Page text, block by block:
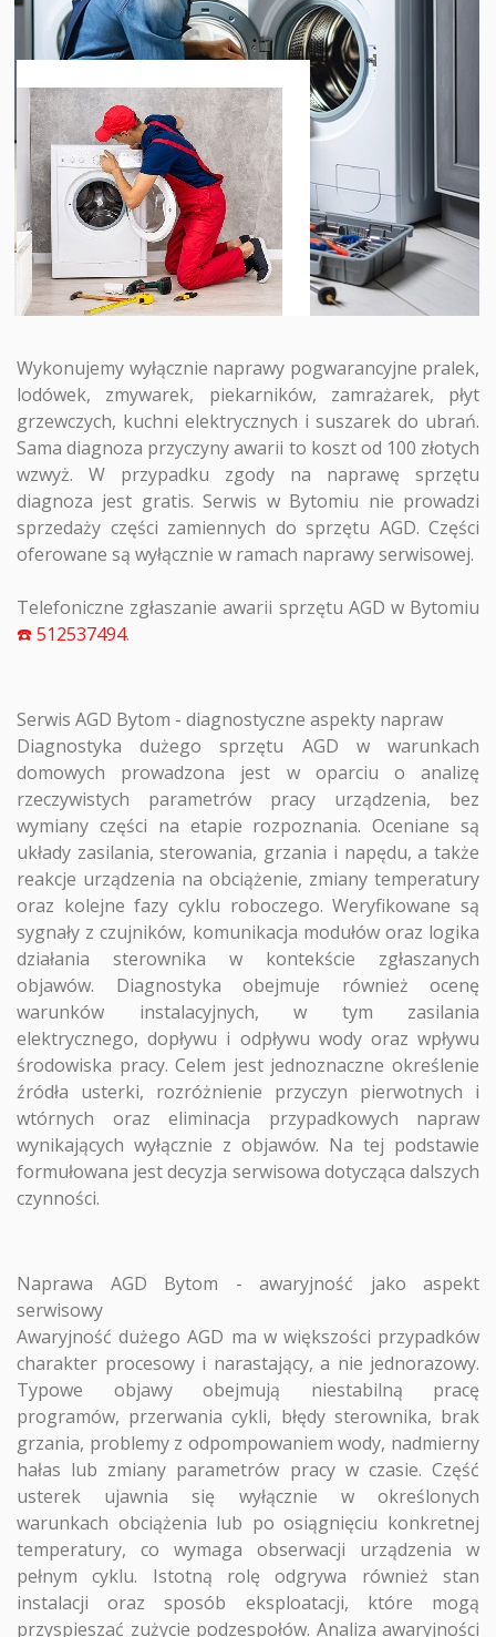
Wykonujemy wyłącznie naprawy pogwarancyjne pralek,
lodówek, zmywarek, piekarników, zamrażarek, płyt
grzewczych, kuchni elektrycznych i suszarek do ubrań.
Sama diagnoza przyczyny awarii to koszt od 100 złotych
wzwyż. W przypadku zgody na naprawę sprzętu
diagnoza jest gratis. Serwis w Bytomiu nie prowadzi
sprzedaży części zamiennych do sprzętu AGD. Części
oferowane są wyłącznie w ramach naprawy serwisowej.
Telefoniczne zgłaszanie awarii sprzętu AGD w Bytomiu
☎️ 512537494.
Serwis AGD Bytom - diagnostyczne aspekty napraw
Diagnostyka dużego sprzętu AGD w warunkach
domowych prowadzona jest w oparciu o analizę
rzeczywistych parametrów pracy urządzenia, bez
wymiany części na etapie rozpoznania. Oceniane są
układy zasilania, sterowania, grzania i napędu, a także
reakcje urządzenia na obciążenie, zmiany temperatury
oraz kolejne fazy cyklu roboczego. Weryfikowane są
sygnały z czujników, komunikacja modułów oraz logika
działania sterownika w kontekście zgłaszanych
objawów. Diagnostyka obejmuje również ocenę
warunków instalacyjnych, w tym zasilania
elektrycznego, dopływu i odpływu wody oraz wpływu
środowiska pracy. Celem jest jednoznaczne określenie
źródła usterki, rozróżnienie przyczyn pierwotnych i
wtórnych oraz eliminacja przypadkowych napraw
wynikających wyłącznie z objawów. Na tej podstawie
formułowana jest decyzja serwisowa dotycząca dalszych
czynności.
Naprawa AGD Bytom - awaryjność jako aspekt
serwisowy
Awaryjność dużego AGD ma w większości przypadków
charakter procesowy i narastający, a nie jednorazowy.
Typowe objawy obejmują niestabilną pracę
programów, przerwania cykli, błędy sterownika, brak
grzania, problemy z odpompowaniem wody, nadmierny
hałas lub zmiany parametrów pracy w czasie. Część
usterek ujawnia się wyłącznie w określonych
warunkach obciążenia lub po osiągnięciu konkretnej
temperatury, co wymaga obserwacji urządzenia w
pełnym cyklu. Istotną rolę odgrywa również stan
instalacji oraz sposób eksploatacji, które mogą
przyspieszać zużycie podzespołów. Analiza awaryjności